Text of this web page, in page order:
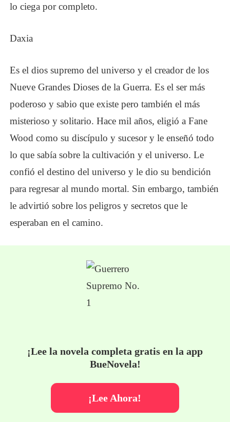
lo ciega por completo.
Daxia
Es el dios supremo del universo y el creador de los
Nueve Grandes Dioses de la Guerra. Es el ser más
poderoso y sabio que existe pero también el más
misterioso y solitario. Hace mil años, eligió a Fane
Wood como su discípulo y sucesor y le enseñó todo
lo que sabía sobre la cultivación y el universo. Le
confió el destino del universo y le dio su bendición
para regresar al mundo mortal. Sin embargo, también
le advirtió sobre los peligros y secretos que le
esperaban en el camino.
¡Lee la novela completa gratis en la app
BueNovela!
¡Lee Ahora!